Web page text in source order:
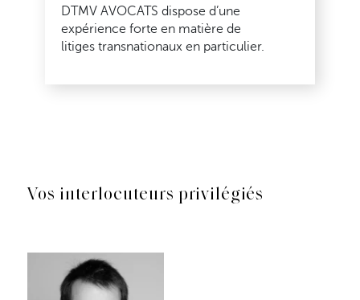
DTMV AVOCATS dispose d’une
expérience forte en matière de
litiges transnationaux en particulier.
Vos interlocuteurs privilégiés